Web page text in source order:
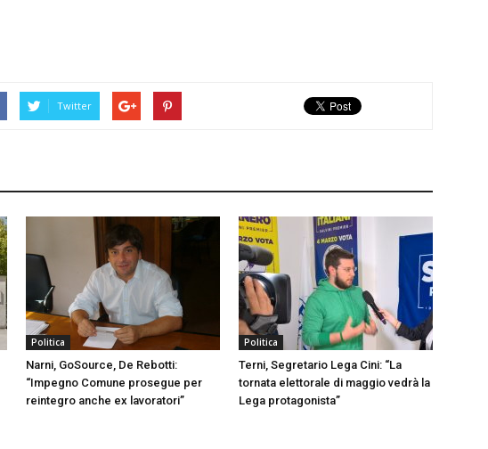
Twitter
Politica
Narni, GoSource, De Rebotti:
“Impegno Comune prosegue per
reintegro anche ex lavoratori”
Politica
Terni, Segretario Lega Cini: “La
tornata elettorale di maggio vedrà la
Lega protagonista”